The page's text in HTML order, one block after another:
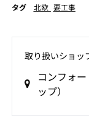
タグ 北欧 要工事
取り扱いショ
コンフォ
ップ）